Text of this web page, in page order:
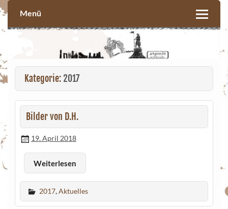
Skip
to
content
Menü
Kategorie: 2017
Bilder von D.H.
19. April 2018
Weiterlesen
2017,Aktuelles